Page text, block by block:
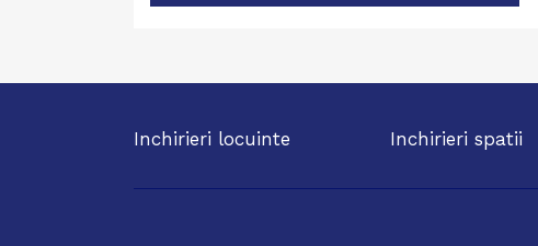
Inchirieri locuinte Inchirieri spatii